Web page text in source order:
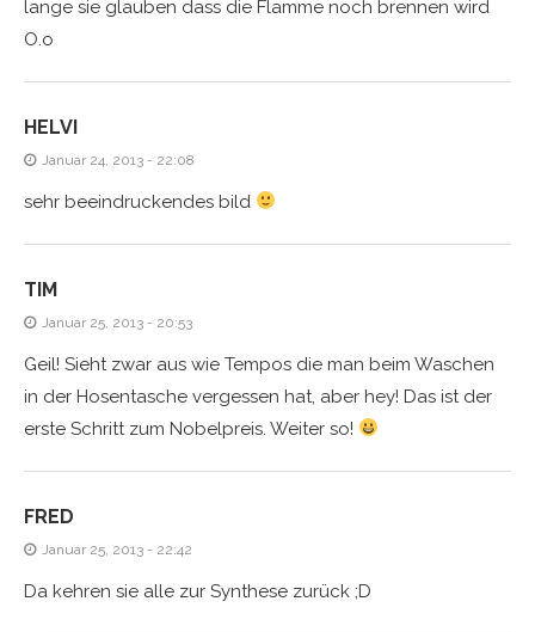
lange sie glauben dass die Flamme noch brennen wird
O.o
HELVI
Januar 24, 2013 - 22:08
sehr beeindruckendes bild
TIM
Januar 25, 2013 - 20:53
Geil! Sieht zwar aus wie Tempos die man beim Waschen
in der Hosentasche vergessen hat, aber hey! Das ist der
erste Schritt zum Nobelpreis. Weiter so!
FRED
Januar 25, 2013 - 22:42
Da kehren sie alle zur Synthese zurück ;D